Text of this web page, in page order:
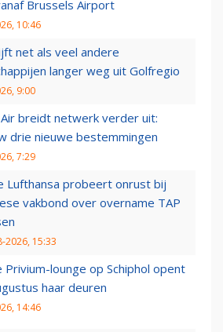
Brussels Airport
10:46
net als veel andere
langer weg uit Golfregio
9:00
Air breidt netwerk verder uit:
drie nieuwe bestemmingen
7:29
Lufthansa probeert onrust bij
vakbond over overname TAP
2026, 15:33
Privium-lounge op Schiphol opent
haar deuren
14:46